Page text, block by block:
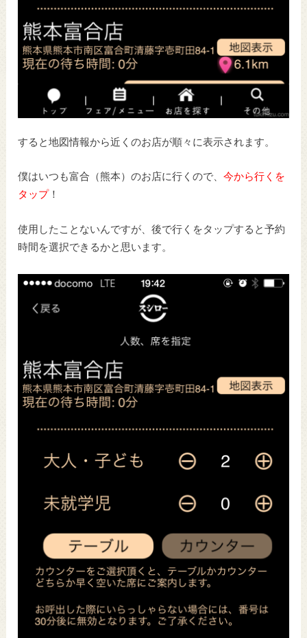
すると地図情報から近くのお店が順々に表示されます。
僕はいつも富合（熊本）のお店に行くので、今から行くを
タップ ！
使用したことないんですが、後で行くをタップすると予約
時間を選択できるかと思います。